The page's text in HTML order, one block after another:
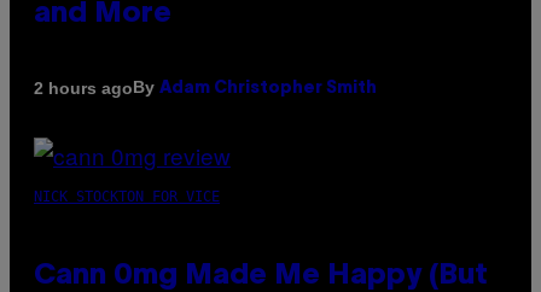
and More
2 hours agoBy Adam Christopher Smith
NICK STOCKTON FOR VICE
Cann 0mg Made Me Happy (But